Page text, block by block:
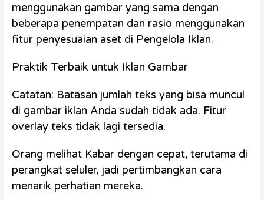
menggunakan gambar yang sama dengan
beberapa penempatan dan rasio menggunakan
fitur penyesuaian aset di Pengelola Iklan.
Praktik Terbaik untuk Iklan Gambar
Catatan: Batasan jumlah teks yang bisa muncul
di gambar iklan Anda sudah tidak ada. Fitur
overlay teks tidak lagi tersedia.
Orang melihat Kabar dengan cepat, terutama di
perangkat seluler, jadi pertimbangkan cara
menarik perhatian mereka.